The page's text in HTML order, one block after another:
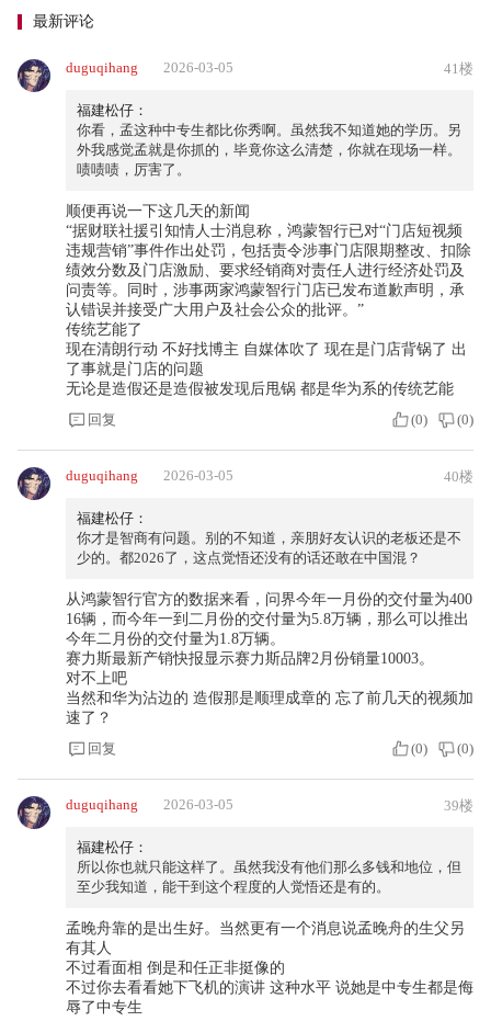
最新评论
duguqihang 2026-03-05 41楼
福建松仔：
你看，孟这种中专生都比你秀啊。虽然我不知道她的学历。另
外我感觉孟就是你抓的，毕竟你这么清楚，你就在现场一样。
啧啧啧，厉害了。
顺便再说一下这几天的新闻
“据财联社援引知情人士消息称，鸿蒙智行已对“门店短视频
违规营销”事件作出处罚，包括责令涉事门店限期整改、扣除
绩效分数及门店激励、要求经销商对责任人进行经济处罚及
问责等。同时，涉事两家鸿蒙智行门店已发布道歉声明，承
认错误并接受广大用户及社会公众的批评。”
传统艺能了
现在清朗行动 不好找博主 自媒体吹了 现在是门店背锅了 出
了事就是门店的问题
无论是造假还是造假被发现后甩锅 都是华为系的传统艺能
回复
(0) (0)
duguqihang 2026-03-05 40楼
福建松仔：
你才是智商有问题。别的不知道，亲朋好友认识的老板还是不
少的。都2026了，这点觉悟还没有的话还敢在中国混？
从鸿蒙智行官方的数据来看，问界今年一月份的交付量为400
16辆，而今年一到二月份的交付量为5.8万辆，那么可以推出
今年二月份的交付量为1.8万辆。
赛力斯最新产销快报显示赛力斯品牌2月份销量10003。
对不上吧
当然和华为沾边的 造假那是顺理成章的 忘了前几天的视频加
速了？
回复
(0) (0)
duguqihang 2026-03-05 39楼
福建松仔：
所以你也就只能这样了。虽然我没有他们那么多钱和地位，但
至少我知道，能干到这个程度的人觉悟还是有的。
孟晚舟靠的是出生好。当然更有一个消息说孟晚舟的生父另
有其人
不过看面相 倒是和任正非挺像的
不过你去看看她下飞机的演讲 这种水平 说她是中专生都是侮
辱了中专生